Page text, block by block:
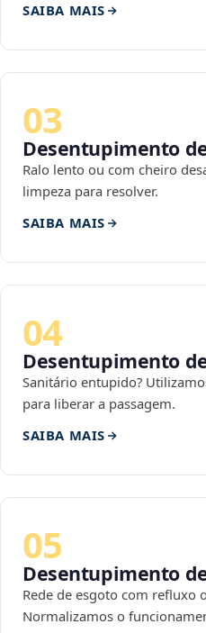
SAIBA MAIS
03
Desentupimento
Ralo lento ou com cheiro
limpeza para resolver.
SAIBA MAIS
04
Desentupimento
Sanitário entupido?
para liberar a passagem.
SAIBA MAIS
05
Desentupimento
Rede de esgoto com refluxo
Normalizamos o